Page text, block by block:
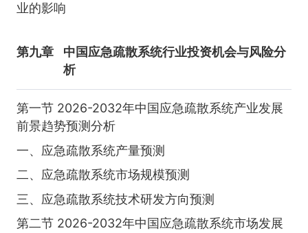
业的影响
第九章
中国应急疏散系统行业投资机会与风险分
析
第一节 2026-2032年中国应急疏散系统产业发展
前景趋势预测分析
一、应急疏散系统产量预测
二、应急疏散系统市场规模预测
三、应急疏散系统技术研发方向预测
第二节 2026-2032年中国应急疏散系统市场发展